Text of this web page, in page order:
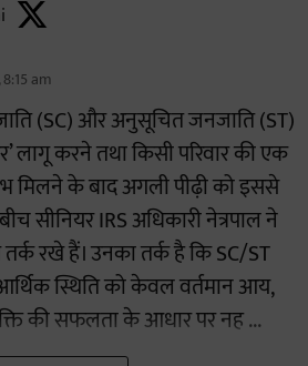
am
(SC) और अनुसूचित जनजाति (ST)
लागू करने तथा किसी परिवार की एक
मिलने के बाद अगली पीढ़ी को इससे
सीनियर IRS अधिकारी नेत्रपाल ने
रखे हैं। उनका तर्क है कि SC/ST
स्थिति को केवल वर्तमान आय,
की सफलता के आधार पर नह ...